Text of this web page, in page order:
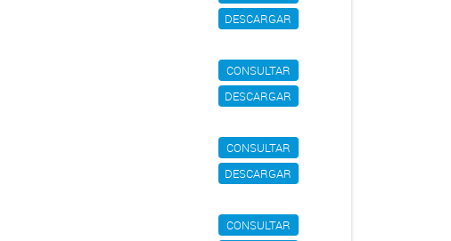
DESCARGAR
CONSULTAR
DESCARGAR
CONSULTAR
DESCARGAR
CONSULTAR